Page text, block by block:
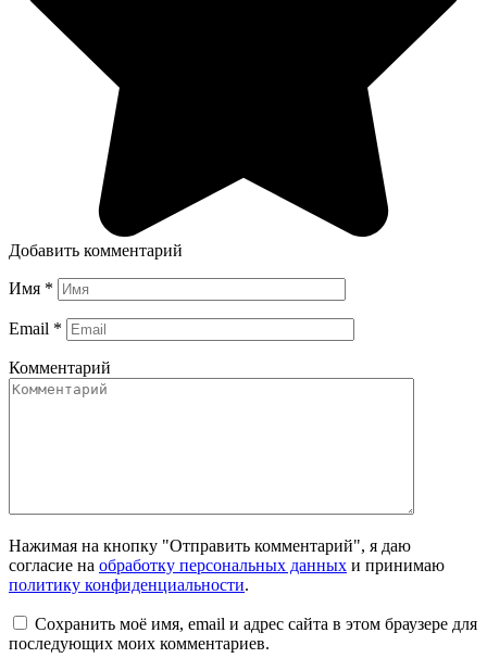
Добавить комментарий
Имя *
Email *
Комментарий
Нажимая на кнопку "Отправить комментарий", я даю
согласие на обработку персональных данных и принимаю
политику конфиденциальности.
Сохранить моё имя, email и адрес сайта в этом браузере для
последующих моих комментариев.